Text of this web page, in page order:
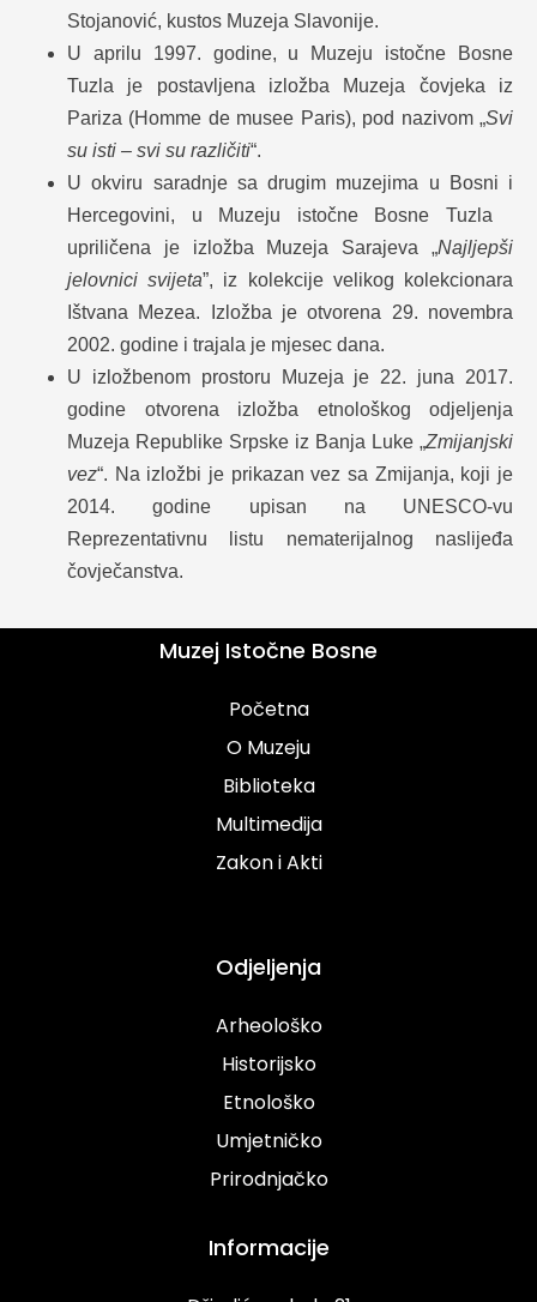
Stojanović, kustos Muzeja Slavonije.
U aprilu 1997. godine, u Muzeju istočne Bosne
Tuzla je postavljena izložba Muzeja čovjeka iz
Pariza (Homme de musee Paris), pod nazivom „Svi
su isti – svi su različiti“.
U okviru saradnje sa drugim muzejima u Bosni i
Hercegovini, u Muzeju istočne Bosne Tuzla
upriličena je izložba Muzeja Sarajeva „Najljepši
jelovnici svijeta”, iz kolekcije velikog kolekcionara
Ištvana Mezea. Izložba je otvorena 29. novembra
2002. godine i trajala je mjesec dana.
U izložbenom prostoru Muzeja je 22. juna 2017.
godine otvorena izložba etnološkog odjeljenja
Muzeja Republike Srpske iz Banja Luke „Zmijanjski
vez“. Na izložbi je prikazan vez sa Zmijanja, koji je
2014. godine upisan na UNESCO-vu
Reprezentativnu listu nematerijalnog naslijeđa
čovječanstva.
Muzej Istočne Bosne
Početna
O Muzeju
Biblioteka
Multimedija
Zakon i Akti
Odjeljenja
Arheološko
Historijsko
Etnološko
Umjetničko
Prirodnjačko
Informacije